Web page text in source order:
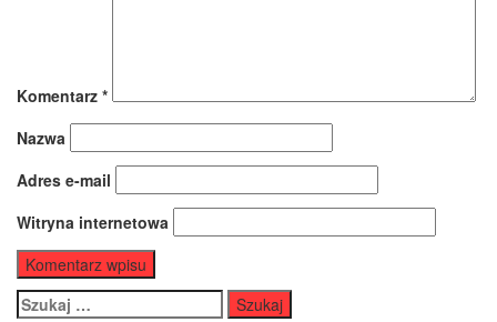
Komentarz *
Nazwa
Adres e-mail
Witryna internetowa
Szukaj: